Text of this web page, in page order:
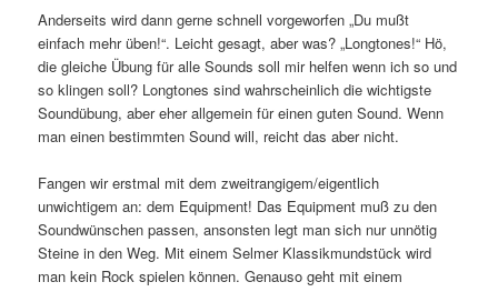
Anderseits wird dann gerne schnell vorgeworfen „Du mußt
einfach mehr üben!“. Leicht gesagt, aber was? „Longtones!“ Hö,
die gleiche Übung für alle Sounds soll mir helfen wenn ich so und
so klingen soll? Longtones sind wahrscheinlich die wichtigste
Soundübung, aber eher allgemein für einen guten Sound. Wenn
man einen bestimmten Sound will, reicht das aber nicht.
Fangen wir erstmal mit dem zweitrangigem/eigentlich
unwichtigem an: dem Equipment! Das Equipment muß zu den
Soundwünschen passen, ansonsten legt man sich nur unnötig
Steine in den Weg. Mit einem Selmer Klassikmundstück wird
man kein Rock spielen können. Genauso geht mit einem